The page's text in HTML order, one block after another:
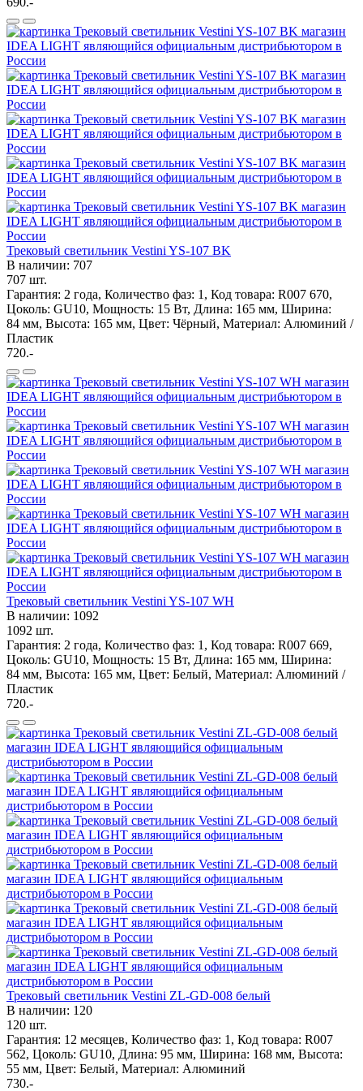
Трековый светильник Vestini YS-107 BK
В наличии: 707
707 шт.
Гарантия: 2 года, Количество фаз: 1, Код товара: R007 670,
Цоколь: GU10, Мощность: 15 Вт, Длина: 165 мм, Ширина:
84 мм, Высота: 165 мм, Цвет: Чёрный, Материал: Алюминий /
Пластик
720.-
Трековый светильник Vestini YS-107 WH
В наличии: 1092
1092 шт.
Гарантия: 2 года, Количество фаз: 1, Код товара: R007 669,
Цоколь: GU10, Мощность: 15 Вт, Длина: 165 мм, Ширина:
84 мм, Высота: 165 мм, Цвет: Белый, Материал: Алюминий /
Пластик
720.-
Трековый светильник Vestini ZL-GD-008 белый
В наличии: 120
120 шт.
Гарантия: 12 месяцев, Количество фаз: 1, Код товара: R007
562, Цоколь: GU10, Длина: 95 мм, Ширина: 168 мм, Высота:
55 мм, Цвет: Белый, Материал: Алюминий
730.-